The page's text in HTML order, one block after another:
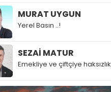
MURAT UYGUN
Yerel Basın ..!
SEZAİ MATUR
Emekliye ve çiftçiye haksızlık